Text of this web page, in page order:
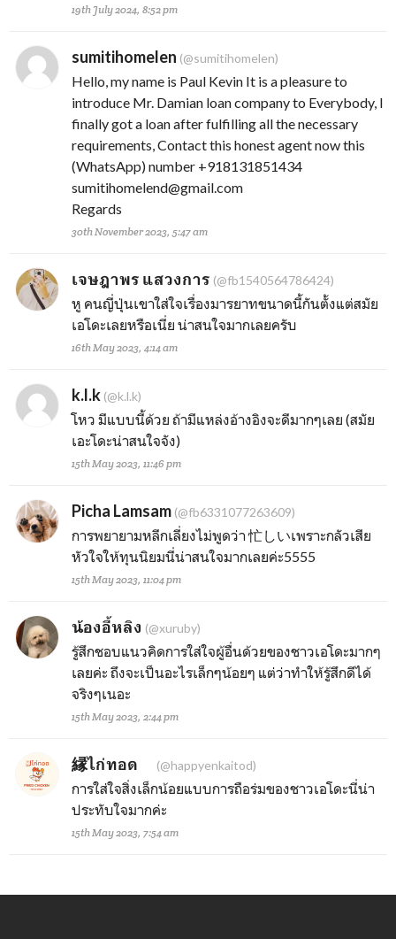
19th July 2024, 8:52 pm
sumitihomelen (@sumitihomelen)
Hello, my name is Paul Kevin It is a pleasure to
introduce Mr. Damian loan company to Everybody, I
finally got a loan after fulfilling all the necessary
requirements, Contact this honest agent now this
(WhatsApp) number +918131851434
sumitihomelend@gmail.com
Regards
30th November 2023, 5:47 am
เจษฎาพร แสวงการ (@fb1540564786424)
หู คนญี่ปุ่นเขาใส่ใจเรื่องมารยาทขนาดนี้กันตั้งแต่สมัย
เอโดะเลยหรือเนี่ย น่าสนใจมากเลยครับ
16th May 2023, 4:14 am
k.l.k (@k.l.k)
โหว มีแบบนี้ด้วย ถ้ามีแหล่งอ้างอิงจะดีมากๆเลย (สมัย
เอะโดะน่าสนใจจัง)
15th May 2023, 11:46 pm
Picha Lamsam (@fb6331077263609)
การพยายามหลีกเลี่ยงไม่พูดว่า 忙しいเพราะกลัวเสีย
หัวใจให้ทุนนิยมนี่น่าสนใจมากเลยค่ะ5555
15th May 2023, 11:04 pm
น้องอี้หลิง (@xuruby)
รู้สึกชอบแนวคิดการใส่ใจผู้อื่นด้วยของชาวเอโดะมากๆ
เลยค่ะ ถึงจะเป็นอะไรเล็กๆน้อยๆ แต่ว่าทำให้รู้สึกดีได้
จริงๆเนอะ
15th May 2023, 2:44 pm
縁ไก่ทอด (@happyenkaitod)
การใส่ใจสิ่งเล็กน้อยแบบการถือร่มของชาวเอโดะนี่น่า
ประทับใจมากค่ะ
15th May 2023, 7:54 am